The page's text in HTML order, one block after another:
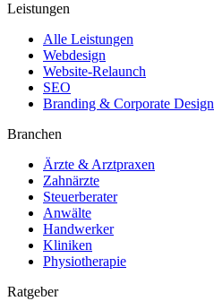
Leistungen
Alle Leistungen
Webdesign
Website-Relaunch
SEO
Branding & Corporate Design
Branchen
Ärzte & Arztpraxen
Zahnärzte
Steuerberater
Anwälte
Handwerker
Kliniken
Physiotherapie
Ratgeber